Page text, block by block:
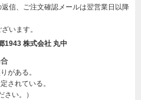
信、ご注文確認メールは翌営業日以降
います。
1943 株式会社 丸中
がある。
されている。
い。）